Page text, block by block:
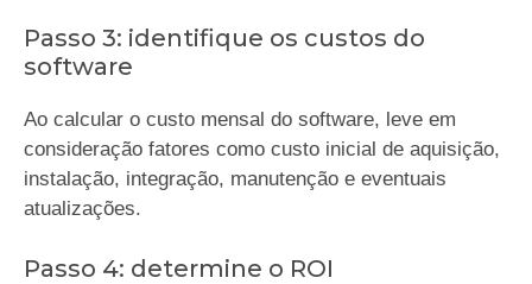
Passo 3: identifique os custos do
software
Ao calcular o custo mensal do software, leve em
consideração fatores como custo inicial de aquisição,
instalação, integração, manutenção e eventuais
atualizações.
Passo 4: determine o ROI